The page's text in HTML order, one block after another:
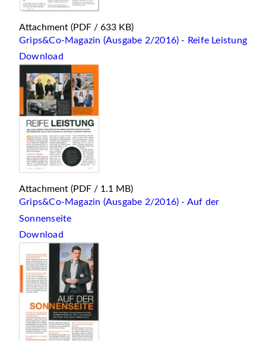
Attachment (PDF / 633 KB)
Grips&Co-Magazin (Ausgabe 2/2016) - Reife Leistung
Download
Attachment (PDF / 1.1 MB)
Grips&Co-Magazin (Ausgabe 2/2016) - Auf der
Sonnenseite
Download